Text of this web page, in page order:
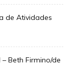
de Atividades
Beth Firmino/de